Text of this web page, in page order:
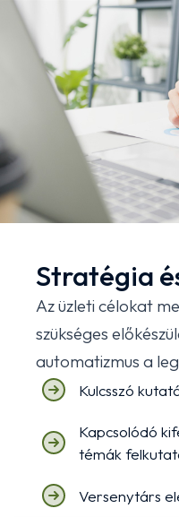
Stratégia
Az üzleti célokat
szükséges
automatizmus a
Kulcsszó
Kapcsolódó
témák
Versenytárs